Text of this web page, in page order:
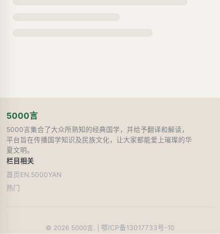
5000言
5000言集合了大众所熟知的经典国学，并给予翻译和解读，
平台旨在传播国学知识及民族文化，让大家都能爱上璀璨的华
夏文明。
栏目
首页
热门
相关
EN.5000YAN
© 2026 5000言. | 鄂ICP备13017733号-10